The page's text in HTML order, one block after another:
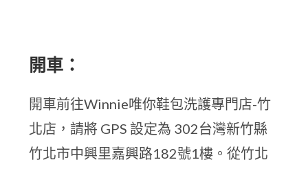
開車：
開車前往Winnie唯你鞋包洗護專門店-竹
北店，請將 GPS 設定為 302台灣新竹縣
竹北市中興里嘉興路182號1樓。從竹北